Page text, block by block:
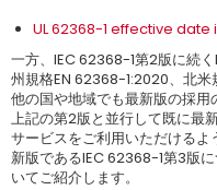
UL 62368-1 effective
一方、IEC 62368-1第2版に続
州規格EN 62368-1:2020、北米
他の国や地域でも最新版の採
上記の第2版と並行して既に最
サービスをご利用いただける
新版であるIEC 62368-1第3版
いてご紹介します。